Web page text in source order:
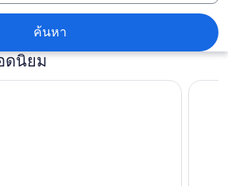
ค้นหา
ดนิยม